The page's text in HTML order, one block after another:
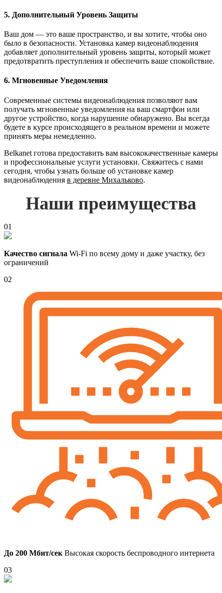
5. Дополнительный Уровень Защиты
Ваш дом — это ваше пространство, и вы хотите, чтобы оно
было в безопасности. Установка камер видеонаблюдения
добавляет дополнительный уровень защиты, который может
предотвратить преступления и обеспечить ваше спокойствие.
6. Мгновенные Уведомления
Современные системы видеонаблюдения позволяют вам
получать мгновенные уведомления на ваш смартфон или
другое устройство, когда нарушение обнаружено. Вы всегда
будете в курсе происходящего в реальном времени и можете
принять меры немедленно.
Belkanet готова предоставить вам высококачественные камеры
и профессиональные услуги установки. Свяжитесь с нами
сегодня, чтобы узнать больше об установке камер
видеонаблюдения в деревне Михальково.
Наши преимущества
01
Качество сигнала Wi-Fi по всему дому и даже участку, без
ограничений
02
До 200 Мбит/сек Высокая скорость беспроводного интернета
03